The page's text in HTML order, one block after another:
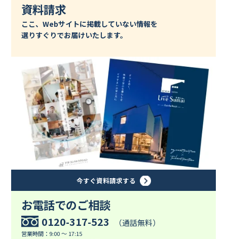
資料請求
ここ、Webサイトに掲載していない情報を
選りすぐりでお届けいたします。
今すぐ資料請求する
お電話でのご相談
0120-317-523 （通話無料）
営業時間：9:00 ～ 17:15